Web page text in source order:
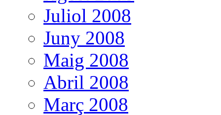
Juliol 2008
Juny 2008
Maig 2008
Abril 2008
Març 2008